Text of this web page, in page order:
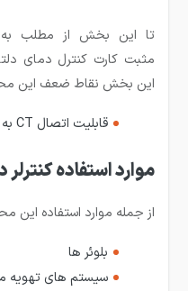
تا این بخش از مطلب
این بخش نقاط ضعف این
قابلیت اتصال CT به ورودی را ندارد
موارد استفاده کنترلر
از جمله موارد استفاده این
بلوئر ها
سیستم های تهویه